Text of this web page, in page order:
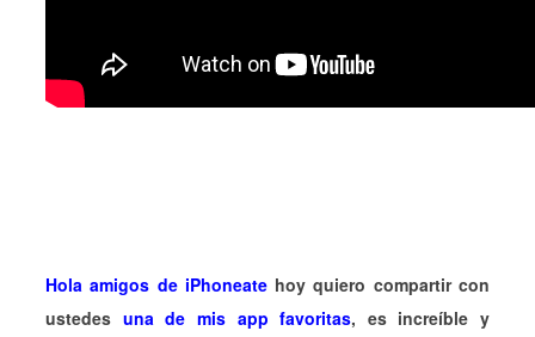
Hola amigos de iPhoneatehoy quiero compartir con
ustedes una de mis app favoritas, es increíble y